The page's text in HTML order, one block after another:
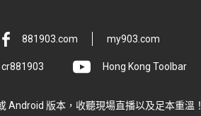
881903.com my903.com
cr881903 Hong Kong Toolbar
Android 版本，收聽現場直播以及足本重溫！